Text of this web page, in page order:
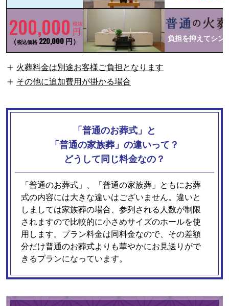
200,000 円
税抜
（税込価格220,000 円） 負担を抑えてシン
火葬料金は別途お客様ご負担となります
その他に追加費用が掛かる場合
「普通のお葬式」と
「普通の家族葬」の違いって？
どうして同じ料金なの？
「普通のお葬式」、「普通の家族葬」ともにお葬
式の内容には大きな違いはございません。違いと
しましては家族葬の場合、参列される人数が制限
されますので比較的に小さめサイズのホールを使
用します。プラン料金は同料金なので、その差額
分だけ普通のお葬式よりも華やかにお見送りがで
きるプランになっています。